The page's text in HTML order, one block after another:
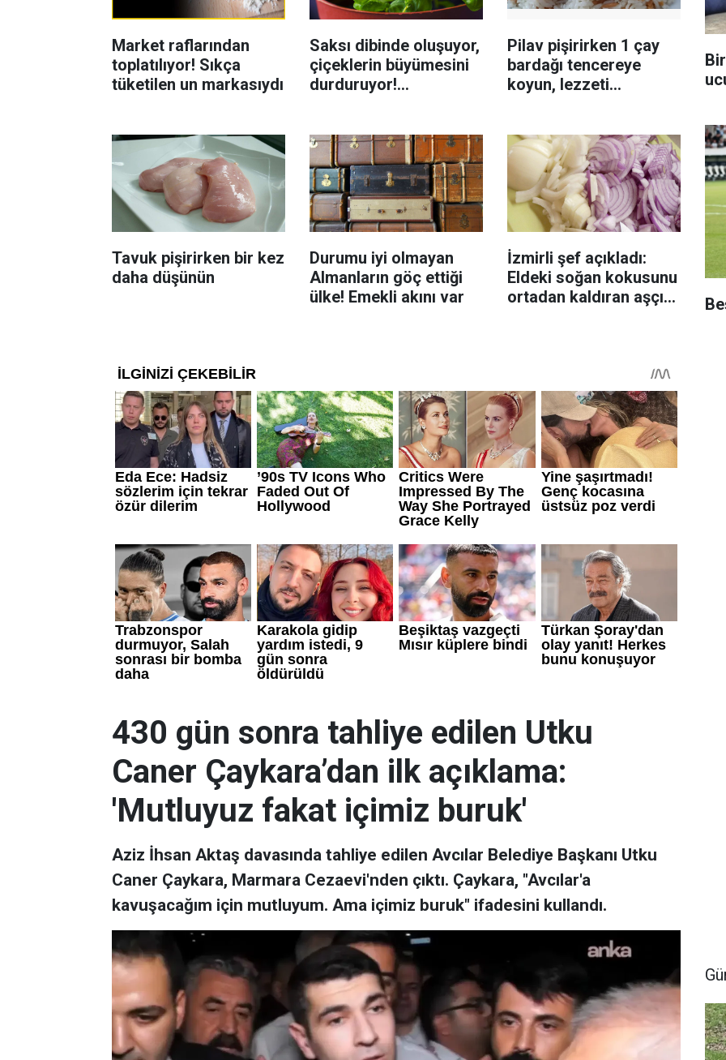
Market raflarından
toplatılıyor! Sıkça
tüketilen un markasıydı
Saksı dibinde oluşuyor,
çiçeklerin büyümesini
durduruyor!
Pilav pişirirken 1 çay
bardağı tencereye
koyun, lezzeti
Tavuk pişirirken bir kez
daha düşünün
Durumu iyi olmayan
Almanların göç ettiği
ülke! Emekli akını var
İzmirli şef açıkladı:
Eldeki soğan kokusunu
ortadan kaldıran aşçı
430 gün sonra tahliye edilen Utku
Caner Çaykara’dan ilk açıklama:
'Mutluyuz fakat içimiz buruk'
Aziz İhsan Aktaş davasında tahliye edilen Avcılar Belediye Başkanı Utku
Caner Çaykara, Marmara Cezaevi'nden çıktı. Çaykara, "Avcılar'a
kavuşacağım için mutluyum. Ama içimiz buruk" ifadesini kullandı.